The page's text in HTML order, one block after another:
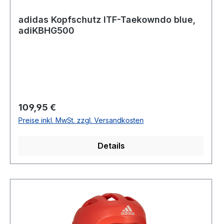
adidas Kopfschutz ITF-Taekowndo blue,
adiKBHG500
Regulärer Preis:
109,95 €
Preise inkl. MwSt. zzgl. Versandkosten
Details